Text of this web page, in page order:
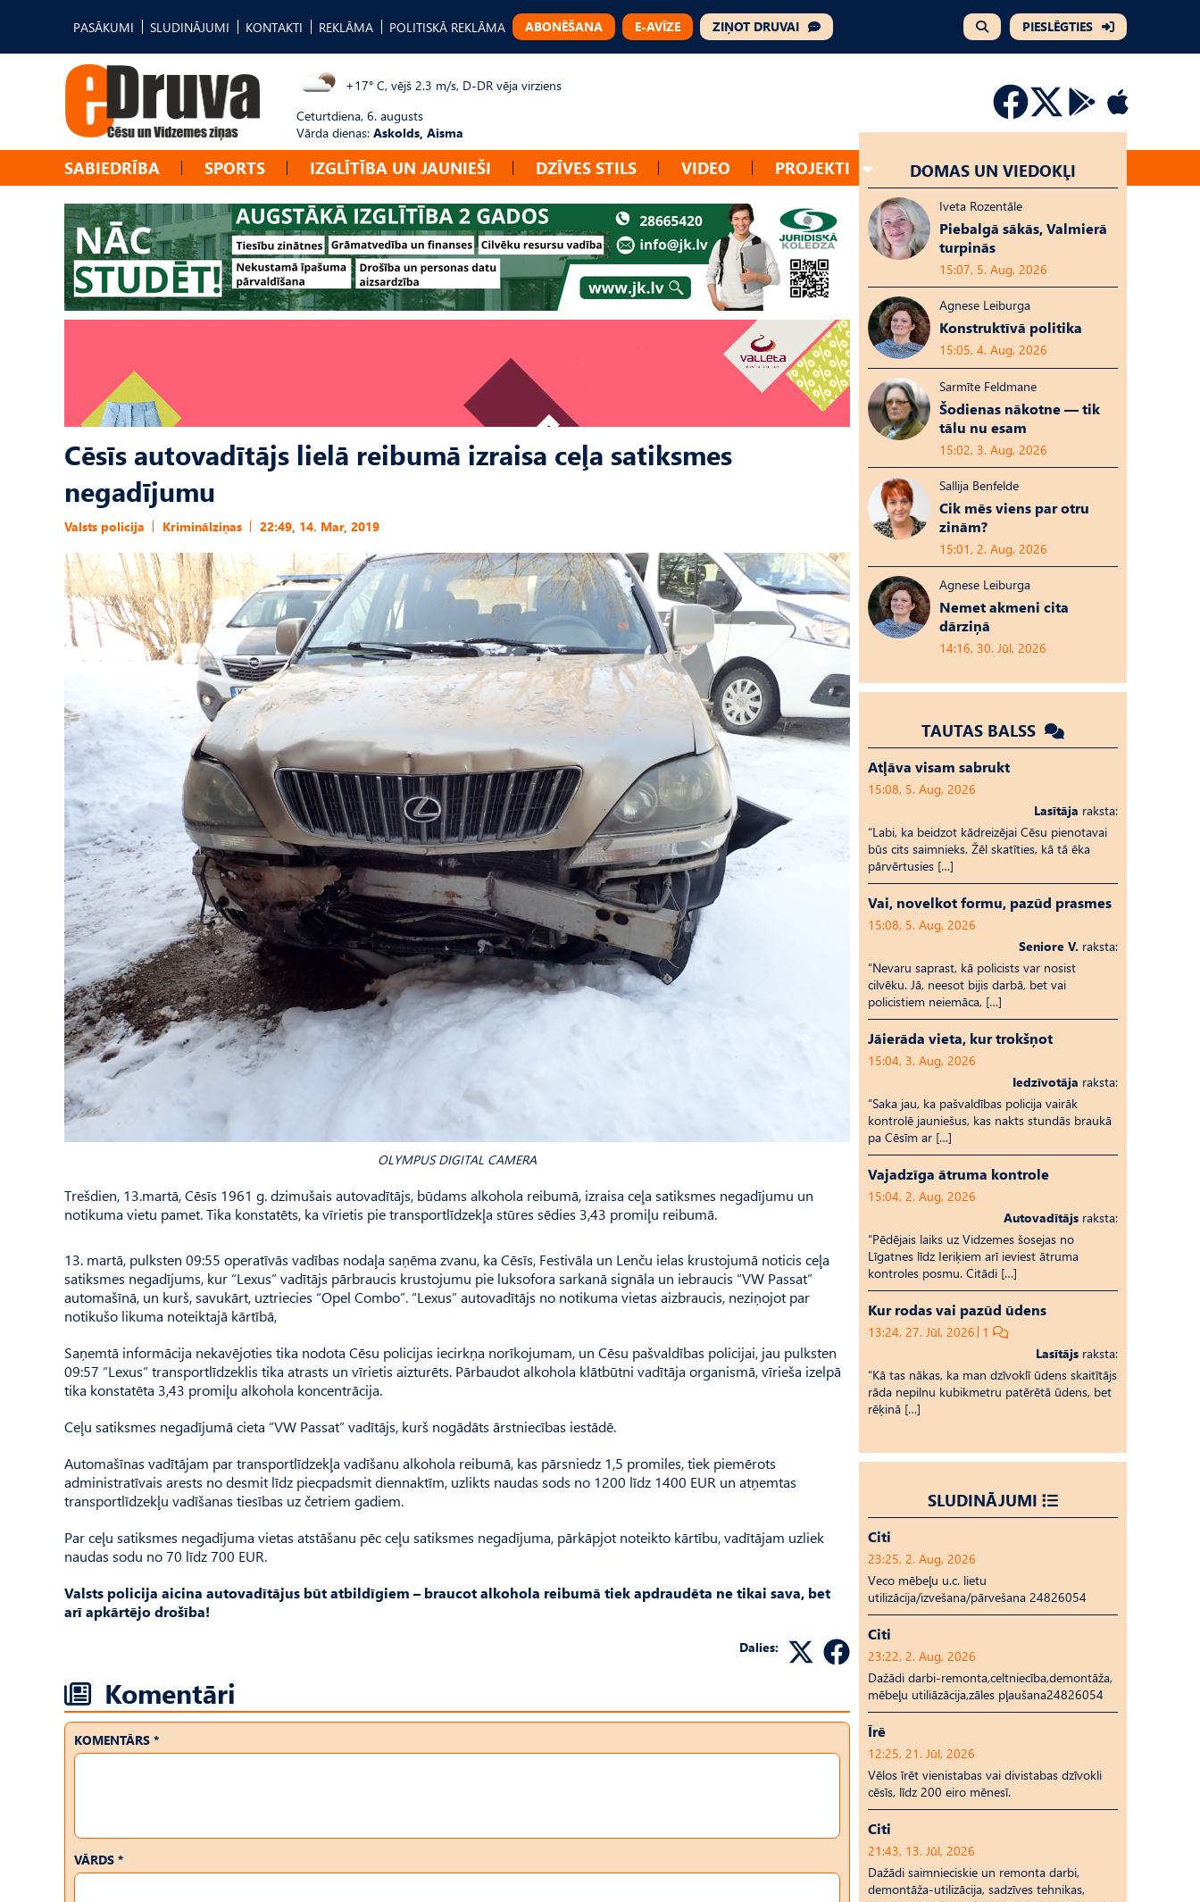
PASĀKUMI SLUDINĀJUMI KONTAKTI REKLĀMA POLITISKĀ REKLĀMA ABONĒŠANA E-AVĪZE ZIŅOT DRUVAI PIESLĒGTIES
+17° C, vējš 2.3 m/s, D-DR vēja virziens
Ceturtdiena, 6. augusts
Vārda dienas: Askolds, Aisma
SABIEDRĪBA SPORTS IZGLĪTĪBA UN JAUNIEŠI DZĪVES STILS VIDEO PROJEKTI
Cēsīs autovadītājs lielā reibumā izraisa ceļa satiksmes
negadījumu
Valsts policija Kriminālziņas 22:49, 14. Mar, 2019
OLYMPUS DIGITAL CAMERA
Trešdien, 13.martā, Cēsīs 1961 g. dzimušais autovadītājs, būdams alkohola reibumā, izraisa ceļa satiksmes negadījumu un
notikuma vietu pamet. Tika konstatēts, ka vīrietis pie transportlīdzekļa stūres sēdies 3,43 promiļu reibumā.
13. martā, pulksten 09:55 operatīvās vadības nodaļa saņēma zvanu, ka Cēsīs, Festivāla un Lenču ielas krustojumā noticis ceļa
satiksmes negadījums, kur “Lexus” vadītājs pārbraucis krustojumu pie luksofora sarkanā signāla un iebraucis “VW Passat”
automašīnā, un kurš, savukārt, uztriecies “Opel Combo”. “Lexus” autovadītājs no notikuma vietas aizbraucis, neziņojot par
notikušo likuma noteiktajā kārtībā,
Saņemtā informācija nekavējoties tika nodota Cēsu policijas iecirkņa norīkojumam, un Cēsu pašvaldības policijai, jau pulksten
09:57 “Lexus” transportlīdzeklis tika atrasts un vīrietis aizturēts. Pārbaudot alkohola klātbūtni vadītāja organismā, vīrieša izelpā
tika konstatēta 3,43 promiļu alkohola koncentrācija.
Ceļu satiksmes negadījumā cieta “VW Passat” vadītājs, kurš nogādāts ārstniecības iestādē.
Automašīnas vadītājam par transportlīdzekļa vadīšanu alkohola reibumā, kas pārsniedz 1,5 promiles, tiek piemērots
administratīvais arests no desmit līdz piecpadsmit diennaktīm, uzlikts naudas sods no 1200 līdz 1400 EUR un atņemtas
transportlīdzekļu vadīšanas tiesības uz četriem gadiem.
Par ceļu satiksmes negadījuma vietas atstāšanu pēc ceļu satiksmes negadījuma, pārkāpjot noteikto kārtību, vadītājam uzliek
naudas sodu no 70 līdz 700 EUR.
Valsts policija aicina autovadītājus būt atbildīgiem – braucot alkohola reibumā tiek apdraudēta ne tikai sava, bet
arī apkārtējo drošība!
Dalies:
Komentāri
KOMENTĀRS *
VĀRDS *
DOMAS UN VIEDOKĻI
Iveta Rozentāle
Piebalgā sākās, Valmierā
turpinās
15:07, 5. Aug, 2026
Agnese Leiburga
Konstruktīvā politika
15:05, 4. Aug, 2026
Sarmīte Feldmane
Šodienas nākotne — tik
tālu nu esam
15:02, 3. Aug, 2026
Sallija Benfelde
Cik mēs viens par otru
zinām?
15:01, 2. Aug, 2026
Agnese Leiburga
Nemet akmeni cita
dārziņā
14:16, 30. Jūl, 2026
TAUTAS BALSS
Atļāva visam sabrukt
15:08, 5. Aug, 2026
Lasītāja raksta:
“Labi, ka beidzot kādreizējai Cēsu pienotavai
būs cits saimnieks. Žēl skatīties, kā tā ēka
pārvērtusies […]
Vai, novelkot formu, pazūd prasmes
15:08, 5. Aug, 2026
Seniore V. raksta:
“Nevaru saprast, kā policists var nosist
cilvēku. Jā, neesot bijis darbā, bet vai
policistiem neiemāca, […]
Jāierāda vieta, kur trokšņot
15:04, 3. Aug, 2026
Iedzīvotāja raksta:
“Saka jau, ka pašvaldības policija vairāk
kontrolē jauniešus, kas nakts stundās braukā
pa Cēsīm ar […]
Vajadzīga ātruma kontrole
15:04, 2. Aug, 2026
Autovadītājs raksta:
“Pēdējais laiks uz Vid­ze­mes šosejas no
Līgatnes līdz Ieriķiem arī ieviest ātruma
kontroles posmu. Citādi […]
Kur rodas vai pazūd ūdens
13:24, 27. Jūl, 2026 1
Lasītājs raksta:
“Kā tas nākas, ka man dzīvoklī ūdens skaitītājs
rāda nepilnu kubikmetru patērētā ūdens, bet
rēķinā […]
SLUDINĀJUMI
Citi
23:25, 2. Aug, 2026
Veco mēbeļu u.c. lietu
utilizācija/izvešana/pārvešana 24826054
Citi
23:22, 2. Aug, 2026
Dažādi darbi-remonta,celtniecība,demontāža,
mēbeļu utiliāzācija,zāles pļaušana24826054
Īrē
12:25, 21. Jūl, 2026
Vēlos īrēt vienistabas vai divistabas dzīvokli
cēsīs, līdz 200 eiro mēnesī.
Citi
21:43, 13. Jūl, 2026
Dažādi saimnieciskie un remonta darbi,
demontāža-utilizācija, sadzīves tehnikas,